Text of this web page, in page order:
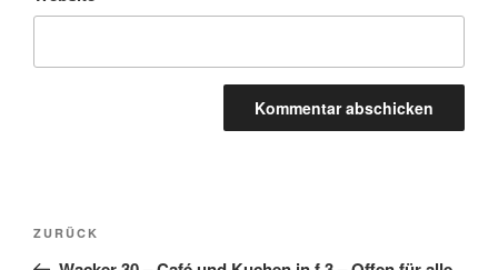
Beitragsnavigation
Vorheriger
Beitrag
ZURÜCK